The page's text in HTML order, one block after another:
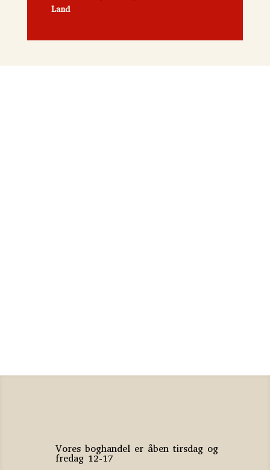
Land
Vores boghandel er åben tirsdag og
fredag 12-17